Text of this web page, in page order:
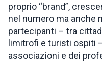
ENG
proprio “brand”,
nel numero ma anche
partecipanti – tra
limitrofi e turisti ospiti
associazioni e dei